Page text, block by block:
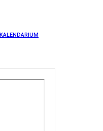
KALENDARIUM